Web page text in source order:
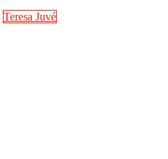
Teresa Juvé